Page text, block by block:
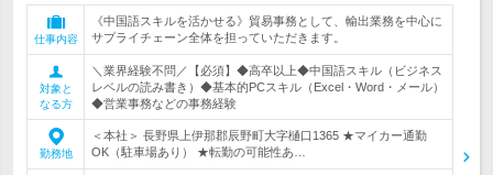
仕事内容
《中国語スキルを活かせる》貿易事務として、輸出業務を中心に
サプライチェーン全体を担っていただきます。
対象と
なる方
＼業界経験不問／【必須】◆高卒以上◆中国語スキル（ビジネス
レベルの読み書き）◆基本的PCスキル（Excel・Word・メール）
◆営業事務などの事務経験
勤務地
＜本社＞ 長野県上伊那郡辰野町大字樋口1365 ★マイカー通勤
OK（駐車場あり） ★転勤の可能性あ…